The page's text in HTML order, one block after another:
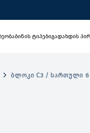
ბინის ტიპებიგადახდის
ᲑᲚᲝᲙᲘ C3 / ᲡᲐᲠᲗᲣᲚᲘ 6